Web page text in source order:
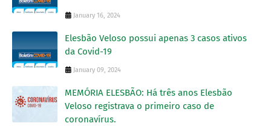
January 16, 2024
Elesbão Veloso possui apenas 3 casos ativos
da Covid-19
January 09, 2024
MEMÓRIA ELESBÃO: Há três anos Elesbão
Veloso registrava o primeiro caso de
coronavírus.